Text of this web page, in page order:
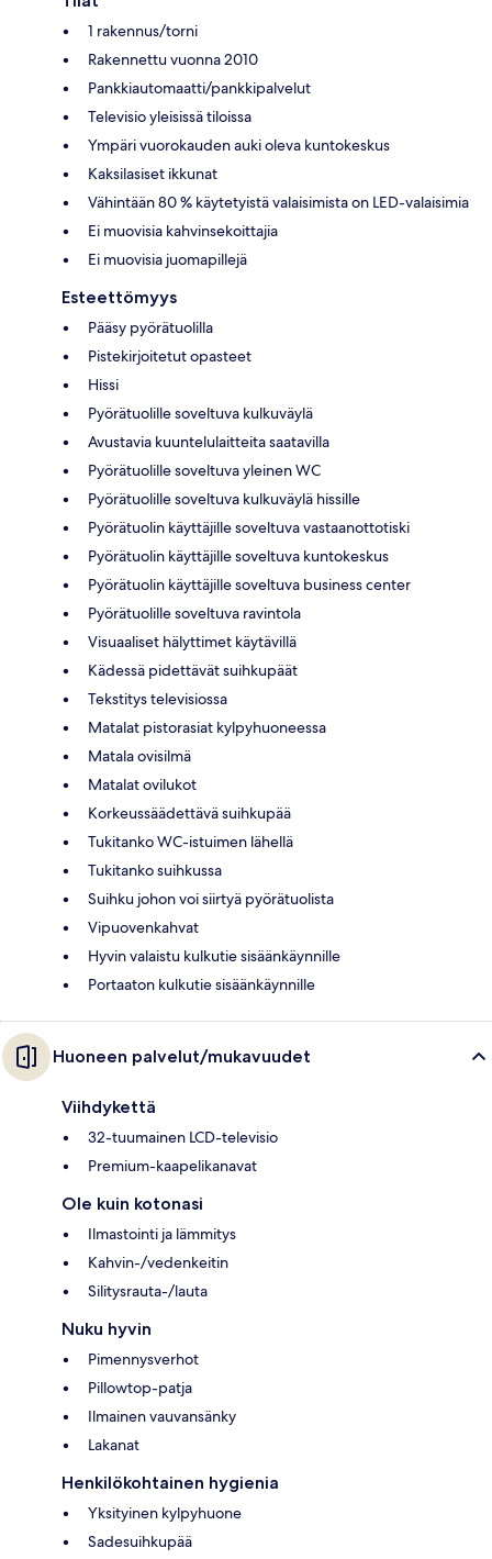
1 rakennus/torni
Rakennettu vuonna 2010
Pankkiautomaatti/pankkipalvelut
Televisio yleisissä tiloissa
Ympäri vuorokauden auki oleva kuntokeskus
Kaksilasiset ikkunat
Vähintään 80 % käytetyistä valaisimista on LED-valaisimia
Ei muovisia kahvinsekoittajia
Ei muovisia juomapillejä
Esteettömyys
Pääsy pyörätuolilla
Pistekirjoitetut opasteet
Hissi
Pyörätuolille soveltuva kulkuväylä
Avustavia kuuntelulaitteita saatavilla
Pyörätuolille soveltuva yleinen WC
Pyörätuolille soveltuva kulkuväylä hissille
Pyörätuolin käyttäjille soveltuva vastaanottotiski
Pyörätuolin käyttäjille soveltuva kuntokeskus
Pyörätuolin käyttäjille soveltuva business center
Pyörätuolille soveltuva ravintola
Visuaaliset hälyttimet käytävillä
Kädessä pidettävät suihkupäät
Tekstitys televisiossa
Matalat pistorasiat kylpyhuoneessa
Matala ovisilmä
Matalat ovilukot
Korkeussäädettävä suihkupää
Tukitanko WC-istuimen lähellä
Tukitanko suihkussa
Suihku johon voi siirtyä pyörätuolista
Vipuovenkahvat
Hyvin valaistu kulkutie sisäänkäynnille
Portaaton kulkutie sisäänkäynnille
Huoneen palvelut/mukavuudet
Viihdykettä
32-tuumainen LCD-televisio
Premium-kaapelikanavat
Ole kuin kotonasi
Ilmastointi ja lämmitys
Kahvin-/vedenkeitin
Silitysrauta-/lauta
Nuku hyvin
Pimennysverhot
Pillowtop-patja
Ilmainen vauvansänky
Lakanat
Henkilökohtainen hygienia
Yksityinen kylpyhuone
Sadesuihkupää